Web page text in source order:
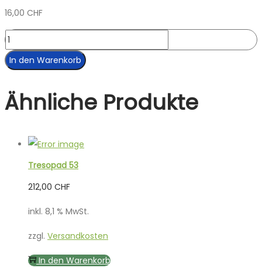
16,00 CHF
Tresopad
17
Menge
In den Warenkorb
Ähnliche Produkte
Tresopad 53
212,00 CHF
inkl. 8,1 % MwSt.
zzgl. Versandkosten
In den Warenkorb